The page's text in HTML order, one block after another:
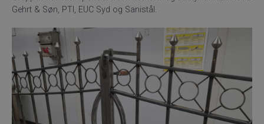
Gehrt & Søn, PTI, EUC Syd og Sanistål.